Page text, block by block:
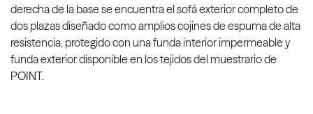
derecha de la base se encuentra el sofá exterior completo de
dos plazas diseñado como amplios cojines de espuma de alta
resistencia, protegido con una funda interior impermeable y
funda exterior disponible en los tejidos del muestrario de
POINT.